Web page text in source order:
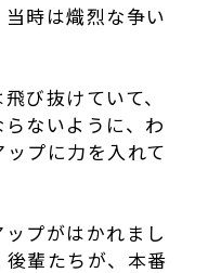
時は熾烈な争い
び抜けていて、
ないように、わ
プに力を入れて
プがはかれまし
輩たちが、本番